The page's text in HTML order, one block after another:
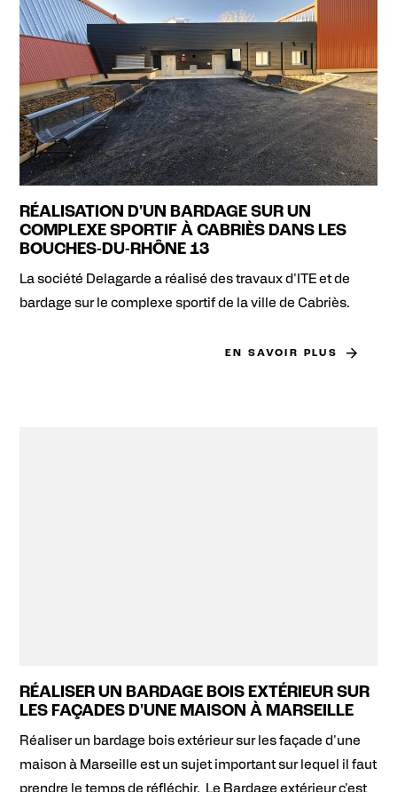
RÉALISATION D'UN BARDAGE SUR UN
COMPLEXE SPORTIF À CABRIÈS DANS LES
BOUCHES-DU-RHÔNE 13
La société Delagarde a réalisé des travaux d'ITE et de
bardage sur le complexe sportif de la ville de Cabriès.
EN SAVOIR PLUS
RÉALISER UN BARDAGE BOIS EXTÉRIEUR SUR
LES FAÇADES D'UNE MAISON À MARSEILLE
Réaliser un bardage bois extérieur sur les façade d'une
maison à Marseille est un sujet important sur lequel il faut